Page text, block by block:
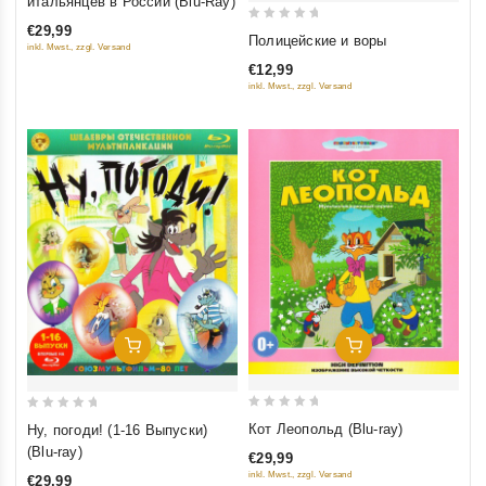
€29,99
inkl. Mwst., zzgl. Versand
of
Полицейские и воры
€12,99
inkl. Mwst., zzgl. Versand
Добавить В Корзину
out
Ну, погоди! (1-16 Выпуски)
(Blu-ray)
€29,99
Добавить В Корзину
of
Кот Леопольд (Blu-ray)
€29,99
inkl. Mwst., zzgl. Versand